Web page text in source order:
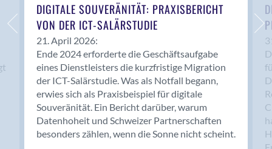
Basel
Bassersdorf
Belp
Bendern
Benken (SG)
Bergdietikon
Berlin
Bern
Bern - Liebefeld
DIGITALE SOUVERÄNITÄT: PRAXISBERICHT
VON DER ICT-SALÄRSTUDIE
21. April 2026:
Ende 2024 erforderte die Geschäftsaufgabe
eines Dienstleisters die kurzfristige Migration
der ICT-Salärstudie. Was als Notfall begann,
erwies sich als Praxisbeispiel für digitale
Souveränität. Ein Bericht darüber, warum
Datenhoheit und Schweizer Partnerschaften
besonders zählen, wenn die Sonne nicht scheint.